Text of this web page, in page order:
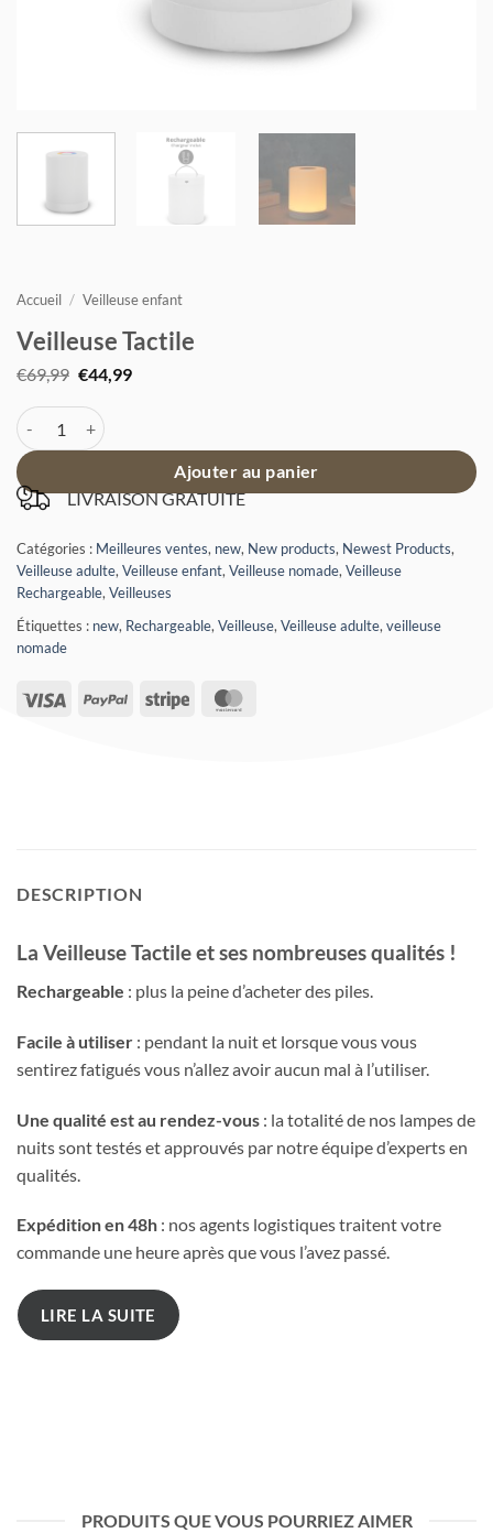
Accueil / Veilleuse enfant
Veilleuse Tactile
€69,99 Le
initial
était :
€69,99.
€44,99Le
quantité de Veilleuse Tactile
Ajouter au panier
LIVRAISON GRATUITE
Catégories : Meilleures ventes, new, New products, Newest Products,
Veilleuse adulte, Veilleuse enfant, Veilleuse nomade, Veilleuse
Rechargeable, Veilleuses
Étiquettes : new, Rechargeable, Veilleuse, Veilleuse adulte, veilleuse
nomade
Visa PayPal Stripe
DESCRIPTION
La Veilleuse Tactile et ses nombreuses qualités !
Rechargeable : plus la peine d’acheter des piles.
Facile à utiliser : pendant la nuit et lorsque vous vous
sentirez fatigués vous n’allez avoir aucun mal à l’utiliser.
Une qualité est au rendez-vous : la totalité de nos lampes de
nuits sont testés et approuvés par notre équipe d’experts en
qualités.
Expédition en 48h : nos agents logistiques traitent votre
commande une heure après que vous l’avez passé.
LIRE LA SUITE
PRODUITS QUE VOUS POURRIEZ AIMER